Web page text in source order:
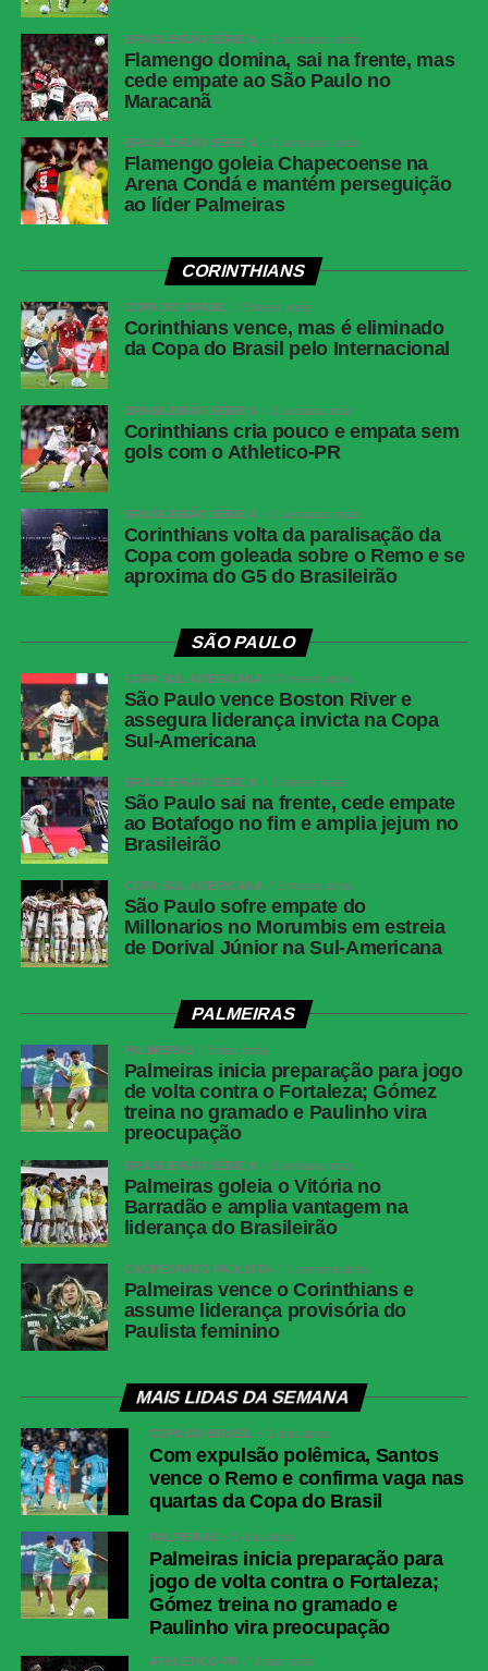
VAR
Paulo Renato Moreira da Silva Coelho (RJ)
Corinthians
Hugo Souza; Pedro Milans, André Ramalho,
Raniele e Matheuzinho; Allan, Matheus Pereira
(Breno Bidon), André Carrillo (André) e
Zakaria Labyad (Kaio César); Dieguinho (Yuri
Alberto (Rodrigo Garro)) e Lingard. Técnico:
Fernando Diniz.
Dias; Gilberto, Jadson, Portilla e Claudinho
(Léo Derik); Leozinho (Dudu), Viveros (Rivaldo)
e Mendoza (João Cruz). Técnico: Odair
Hellmann.
COMENTE ABAIXO:
WhatsApp
Facebook
Twitter
Messenger
BRASILEIRÃO SÉRIE A 2 semanas atrás
Flamengo domina, sai na frente, mas
cede empate ao São Paulo no
Maracanã
BRASILEIRÃO SÉRIE A 2 semanas atrás
Flamengo goleia Chapecoense na
Arena Condá e mantém perseguição
ao líder Palmeiras
CORINTHIANS
COPA DO BRASIL 8 horas atrás
Corinthians vence, mas é eliminado
da Copa do Brasil pelo Internacional
BRASILEIRÃO SÉRIE A 1 semana atrás
Corinthians cria pouco e empata sem
gols com o Athletico-PR
BRASILEIRÃO SÉRIE A 2 semanas atrás
Corinthians volta da paralisação da
Copa com goleada sobre o Remo e se
aproxima do G5 do Brasileirão
SÃO PAULO
COPA SUL-AMERICANA 2 meses atrás
São Paulo vence Boston River e
assegura liderança invicta na Copa
Sul-Americana
BRASILEIRÃO SÉRIE A 3 meses atrás
São Paulo sai na frente, cede empate
ao Botafogo no fim e amplia jejum no
Brasileirão
COPA SUL-AMERICANA 3 meses atrás
São Paulo sofre empate do
Millonarios no Morumbis em estreia
de Dorival Júnior na Sul-Americana
PALMEIRAS
PALMEIRAS 3 dias atrás
Palmeiras inicia preparação para jogo
de volta contra o Fortaleza; Gómez
treina no gramado e Paulinho vira
preocupação
BRASILEIRÃO SÉRIE A 1 semana atrás
Palmeiras goleia o Vitória no
Barradão e amplia vantagem na
liderança do Brasileirão
CAMPEONATO PAULISTA 1 semana atrás
Palmeiras vence o Corinthians e
assume liderança provisória do
Paulista feminino
MAIS LIDAS DA SEMANA
COPA DO BRASIL 2 dias atrás
Com expulsão polêmica, Santos
vence o Remo e confirma vaga nas
quartas da Copa do Brasil
PALMEIRAS 3 dias atrás
Palmeiras inicia preparação para
jogo de volta contra o Fortaleza;
Gómez treina no gramado e
Paulinho vira preocupação
ATHLETICO-PR 3 dias atrás